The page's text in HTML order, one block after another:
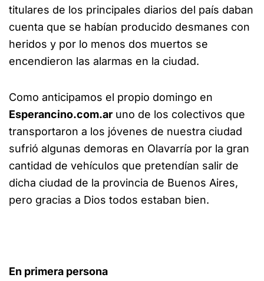
titulares de los principales diarios del país daban
cuenta que se habían producido desmanes con
heridos y por lo menos dos muertos se
encendieron las alarmas en la ciudad.
Como anticipamos el propio domingo en
Esperancino.com.ar uno de los colectivos que
transportaron a los jóvenes de nuestra ciudad
sufrió algunas demoras en Olavarría por la gran
cantidad de vehículos que pretendían salir de
dicha ciudad de la provincia de Buenos Aires,
pero gracias a Dios todos estaban bien.
En primera persona